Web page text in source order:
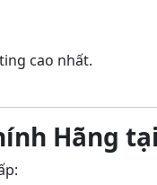
cao nhất.
Hãng